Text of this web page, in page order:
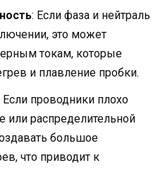
: Если фаза и нейтраль
это может
токам, которые
и плавление пробки.
Если проводники плохо
или распределительной
большое
что приводит к